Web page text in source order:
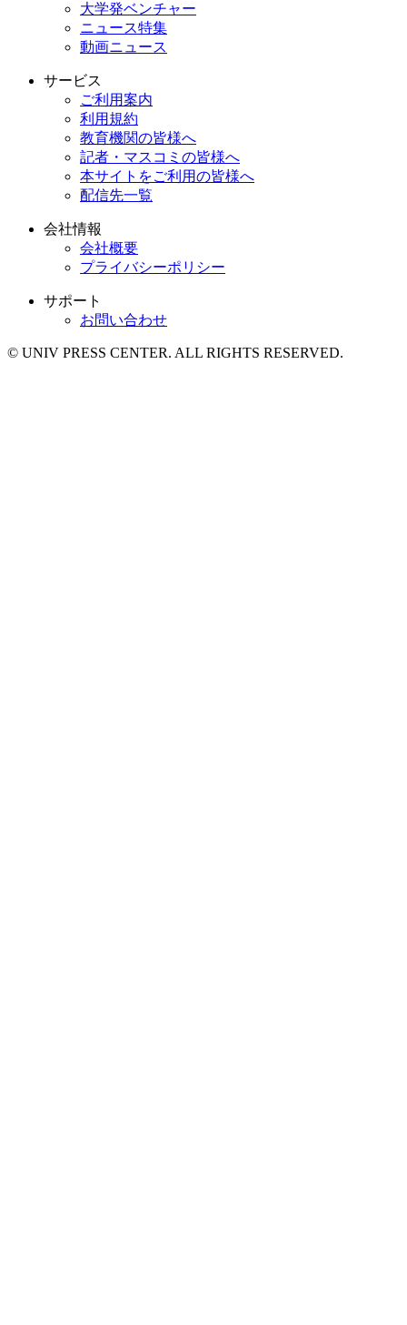
大学発ベンチャー
ニュース特集
動画ニュース
サービス
ご利用案内
利用規約
教育機関の皆様へ
記者・マスコミの皆様へ
本サイトをご利用の皆様へ
配信先一覧
会社情報
会社概要
プライバシーポリシー
サポート
お問い合わせ
© UNIV PRESS CENTER. ALL RIGHTS RESERVED.